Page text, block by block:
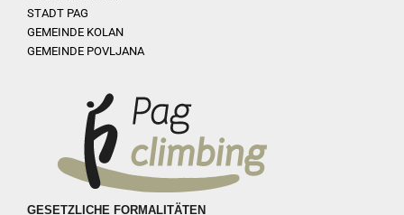
STADT PAG
GEMEINDE KOLAN
GEMEINDE POVLJANA
GESETZLICHE FORMALITÄTEN